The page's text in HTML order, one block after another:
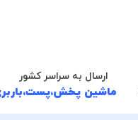
ارسال به سراسر کشور
ماشین